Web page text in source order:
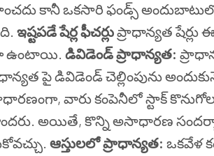
కానీ ఒకసారి ఫండ్స్
ఇష్టపడే షేర్ల ఫీచర్లుప్రాధాన్యత షేర్లు ఈ
ఉంటాయి. డివిడెండ్ ప్రాధాన్యత:
పై డివిడెండ్ చెల్లింపును
వారు కంపెనీలో స్టాక్
అయితే, కొన్ని అసాధారణ
ఆస్తులలో ప్రాధాన్యత: ఒకవేళ